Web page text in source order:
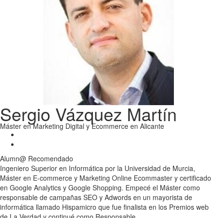
Sergio Vázquez Martín
Máster en Marketing Digital y Ecommerce en Alicante
Alumn@ Recomendado
Ingeniero Superior en Informática por la Universidad de Murcia,
Máster en E-commerce y Marketing Online Ecommaster y certificado
en Google Analytics y Google Shopping. Empecé el Máster como
responsable de campañas SEO y Adwords en un mayorista de
informática llamado Hispamicro que fue finalista en los Premios web